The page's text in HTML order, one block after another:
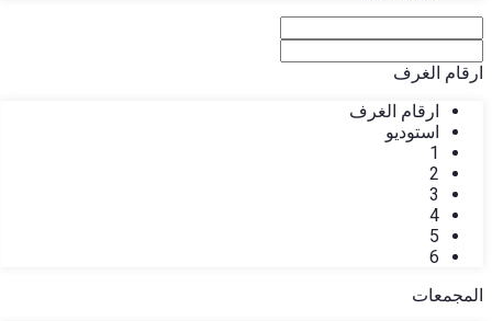
ارقام الغرف
ارقام الغرف
استوديو
1
2
3
4
5
6
المجمعات